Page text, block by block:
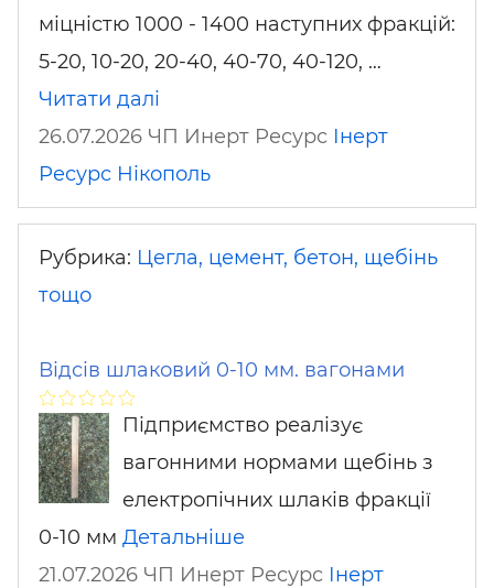
міцністю 1000 - 1400 наступних фракцій:
5-20, 10-20, 20-40, 40-70, 40-120, …
Читати далі
26.07.2026 ЧП Инерт Ресурс Інерт
Ресурс Нікополь
Рубрика: Цегла, цемент, бетон, щебінь
тощо
Відсів шлаковий 0-10 мм. вагонами
Підприємство реалізує
вагонними нормами щебінь з
електропічних шлаків фракції
0-10 мм Детальніше
21.07.2026 ЧП Инерт Ресурс Інерт